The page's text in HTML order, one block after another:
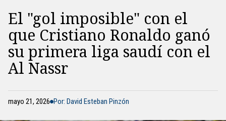
El "gol imposible" con el
que Cristiano Ronaldo ganó
su primera liga saudí con el
Al Nassr
mayo 21, 2026 Por: David Esteban Pinzón